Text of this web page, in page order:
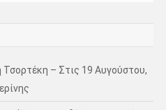
– Στις 19 Αυγούστου,